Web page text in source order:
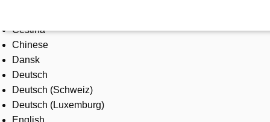
Products & Solutions
Industries
Services
About us
Where to buy
Contact us
Careers
Čeština
Chinese
Dansk
Deutsch
Deutsch (Schweiz)
Deutsch (Luxemburg)
English